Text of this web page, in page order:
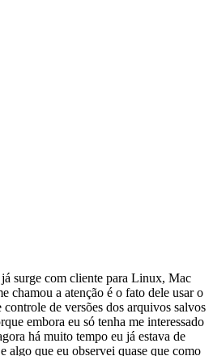
surge com cliente para Linux, Mac
chamou a atenção é o fato dele usar o
de versões dos arquivos salvos
embora eu só tenha me interessado
há muito tempo eu já estava de
algo que eu observei quase que como